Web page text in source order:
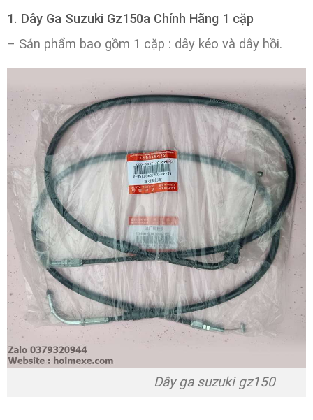
1. Dây Ga Suzuki Gz150a Chính Hãng 1 cặp
– Sản phẩm bao gồm 1 cặp : dây kéo và dây hồi.
Dây ga suzuki gz150